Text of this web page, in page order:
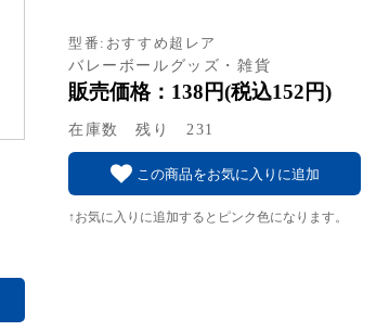
型番:おすすめ超レア
バレーボールグッズ・雑貨
販売価格：138円(税込152円)
在庫数 残り 231
この商品をお気に入りに追加
↑お気に入りに追加するとピンク色になります。